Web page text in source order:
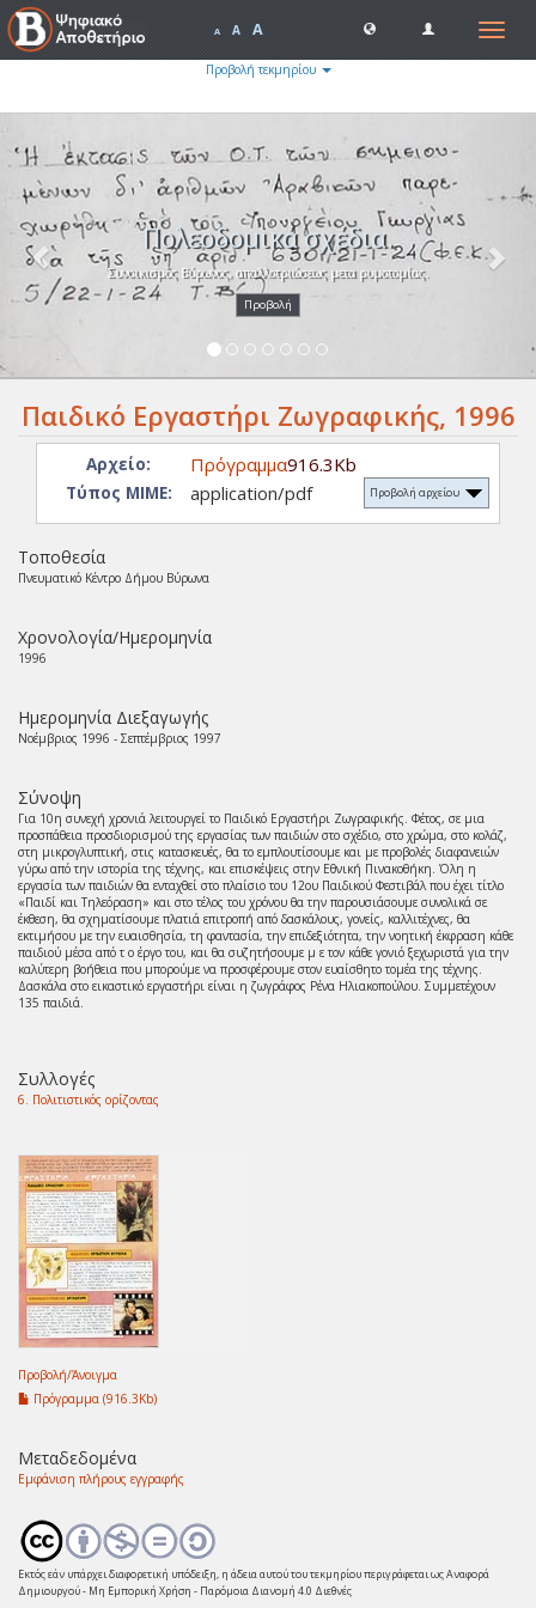
Toggle
A A A
Προβολή τεκμηρίου
Πολεοδομικά σχέδια.
Συνοικισμός Βύρωνος, απαλλοτριώσεως μετα ρυμοτομίας.
Προβολή
Παιδικό Εργαστήρι Ζωγραφικής, 1996
Αρχείο: Πρόγραμμα916.3Kb
Προβολή αρχείου
Τύπος ΜΙΜΕ: application/pdf
Τοποθεσία
Πνευματικό Κέντρο Δήμου Βύρωνα
Χρονολογία/Ημερομηνία
1996
Ημερομηνία Διεξαγωγής
Νοέμβριος 1996 - Σεπτέμβριος 1997
Σύνοψη
Για 10η συνεχή χρονιά λειτουργεί το Παιδικό Εργαστήρι Ζωγραφικής. Φέτος, σε μια
προσπάθεια προσδιορισμού της εργασίας των παιδιών στο σχέδιο, στο χρώμα, στο κολάζ,
στη μικρογλυπτική, στις κατασκευές, θα το εμπλουτίσουμε και με προβολές διαφανειών
γύρω από την ιστορία της τέχνης, και επισκέψεις στην Εθνική Πινακοθήκη. Όλη η
εργασία των παιδιών θα ενταχθεί στο πλαίσιο του 12ου Παιδικού Φεστιβάλ που έχει τίτλο
«Παιδί και Τηλεόραση» και στο τέλος του χρόνου θα την παρουσιάσουμε συνολικά σε
έκθεση, θα σχηματίσουμε πλατιά επιτροπή από δασκάλους, γονείς, καλλιτέχνες, θα
εκτιμήσου με την ευαισθησία, τη φαντασία, την επιδεξιότητα, την νοητική έκφραση κάθε
παιδιού μέσα από τ ο έργο του, και θα συζητήσουμε μ ε τον κάθε γονιό ξεχωριστά για την
καλύτερη βοήθεια που μπορούμε να προσφέρουμε στον ευαίσθητο τομέα της τέχνης.
Δασκάλα στο εικαστικό εργαστήρι είναι η ζωγράφος Ρένα Ηλιακοπούλου. Συμμετέχουν
135 παιδιά.
Συλλογές
6. Πολιτιστικός ορίζοντας
Προβολή/Άνοιγμα
Πρόγραμμα (916.3Kb)
Μεταδεδομένα
Εμφάνιση πλήρους εγγραφής
Εκτός εάν υπάρχει διαφορετική υπόδειξη, η άδεια αυτού του τεκμηρίου περιγράφεται ως Αναφορά
Δημιουργού - Μη Εμπορική Χρήση - Παρόμοια Διανομή 4.0 Διεθνές